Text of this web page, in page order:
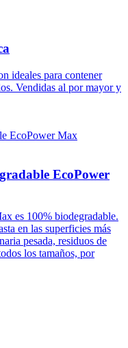
ideales para contener
Vendidas al por mayor y
EcoPower
es 100% biodegradable.
en las superficies más
pesada, residuos de
los tamaños, por